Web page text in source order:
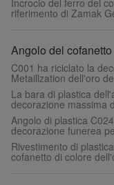
Incrocio del ferro del
riferimento di Zamak
Angolo del cofanetto
C001 ha riciclato la
Metaillzation dell'oro
La bara di plastica
decorazione massima
Angolo di plastica
decorazione funerea
Rivestimento di
cofanetto di colore